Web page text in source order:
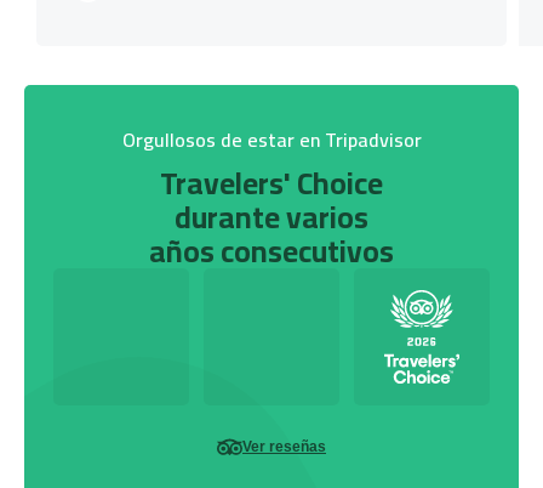
Orgullosos de estar en Tripadvisor
Travelers' Choice
durante varios
años consecutivos
Ver reseñas